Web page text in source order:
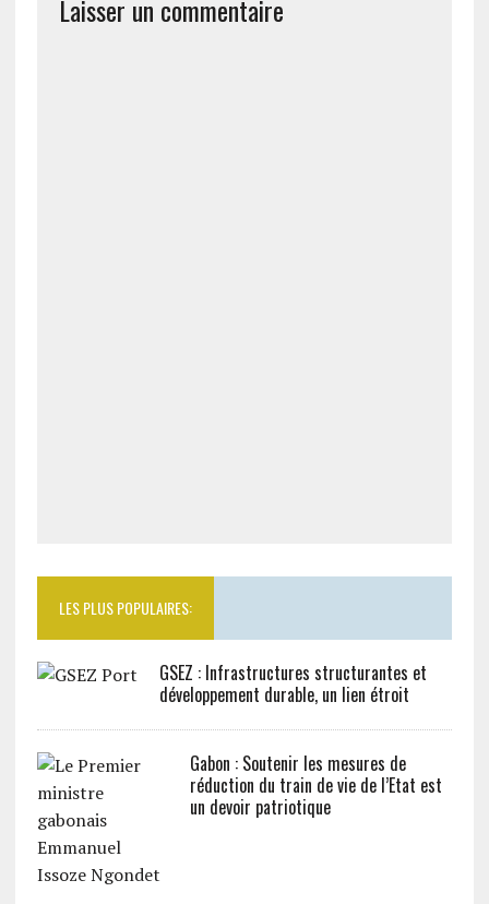
Laisser un commentaire
LES PLUS POPULAIRES:
GSEZ : Infrastructures structurantes et
développement durable, un lien étroit
Gabon : Soutenir les mesures de
réduction du train de vie de l’Etat est
un devoir patriotique